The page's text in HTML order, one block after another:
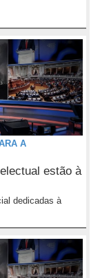
A
estão à
dedicadas à